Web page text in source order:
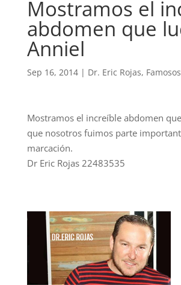
Mostramos el
abdomen que
Anniel
Sep 16, 2014| Dr. Eric Rojas,
Mostramos el increíble abdomen
que nosotros fuimos parte
marcación.
Dr Eric Rojas 22483535